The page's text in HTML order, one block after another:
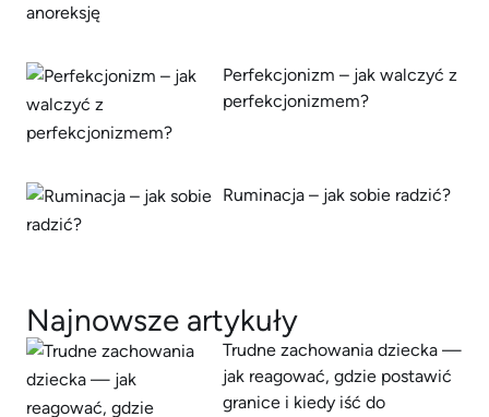
Perfekcjonizm – jak walczyć z
perfekcjonizmem?
Ruminacja – jak sobie radzić?
Najnowsze artykuły
Trudne zachowania dziecka —
jak reagować, gdzie postawić
granice i kiedy iść do